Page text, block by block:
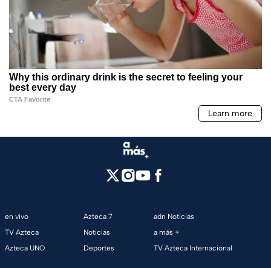
en vivo
TV Azteca
Azteca UNO
Azteca 7
Noticias
Deportes
adn Noticias
a más +
TV Azteca Internacional